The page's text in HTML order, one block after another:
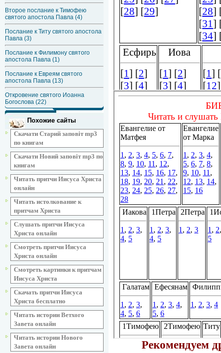
Второе послание к Тимофею
святого апостола Павла (4)
Послание к Титу святого апостола
Павла (3)
Послание к Филимону святого
апостола Павла (1)
Послание к Евреям святого
апостола Павла (13)
Откровение святого Иоанна
Богослова (22)
Похожие сайты
Скачати Старий заповіт mp3
по книгам
Скачати Новий заповіт mp3 по
книгам
Читать притчи Иисуса Христа
онлайн
Читать истолкование к
притчам Христа
Слушать притчи Иисуса
Христа онлайн
Смотреть притчи Иисуса
Христа онлайн
Смотреть картинки к притчам
Иисуса Христа
Скачать притчи Иисуса
Христа бесплатно
Читать истории Ветхого
Завета онлайн
Читать истории Нового
Завета онлайн
Рекомендуем